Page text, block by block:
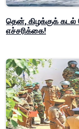
தென், கிழக்குக் கடல்
எச்சரிக்கை!